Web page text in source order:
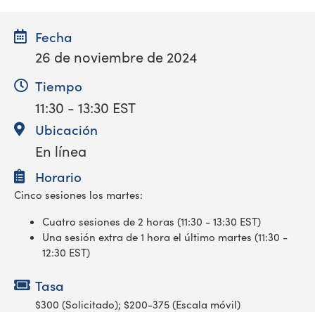
Fecha
26 de noviembre de 2024
Tiempo
11:30 - 13:30 EST
Ubicación
En línea
Horario
Cinco sesiones los martes:
Cuatro sesiones de 2 horas (11:30 - 13:30 EST)
Una sesión extra de 1 hora el último martes (11:30 -
12:30 EST)
Tasa
$300 (Solicitado); $200-375 (Escala móvil)